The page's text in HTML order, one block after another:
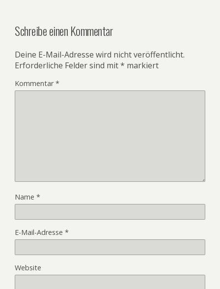
Schreibe einen Kommentar
Deine E-Mail-Adresse wird nicht veröffentlicht.
Erforderliche Felder sind mit* markiert
Kommentar*
Name *
E-Mail-Adresse *
Website